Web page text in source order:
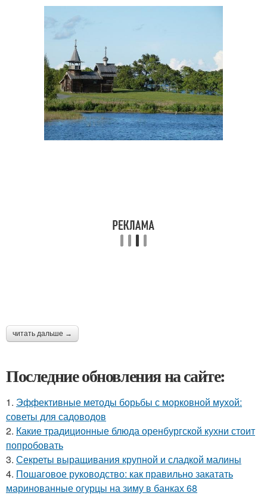
читать дальше →
Последние обновления на сайте:
1. Эффективные методы борьбы с морковной мухой:
советы для садоводов
2. Какие традиционные блюда оренбургской кухни стоит
попробовать
3. Секреты выращивания крупной и сладкой малины
4. Пошаговое руководство: как правильно закатать
маринованные огурцы на зиму в банках 68